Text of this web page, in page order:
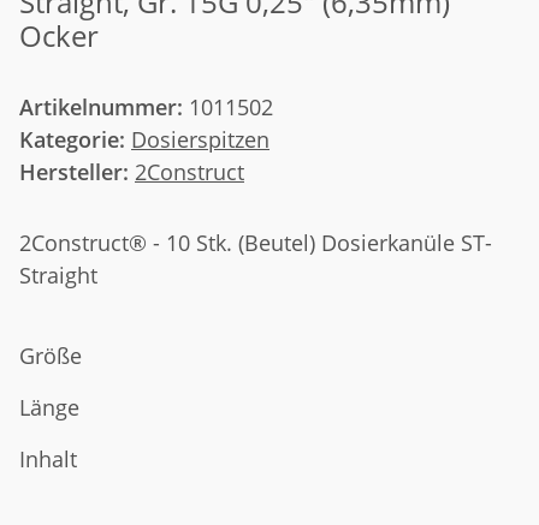
Ocker
Artikelnummer: 1011502
Kategorie: Dosierspitzen
Hersteller: 2Construct
2Construct® - 10 Stk. (Beutel) Dosierkanüle ST-
Straight
Größe
Länge
Inhalt